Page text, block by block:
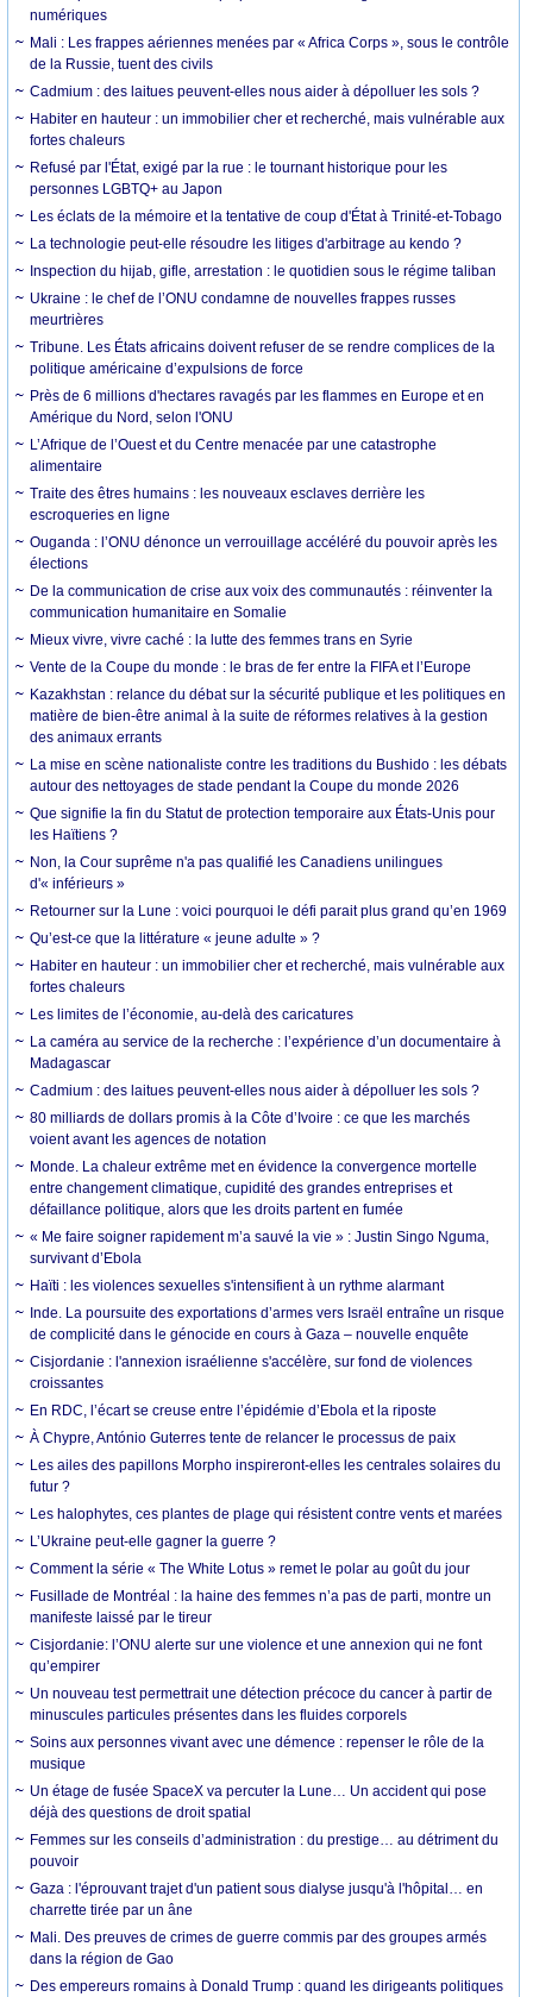
numériques
Mali : Les frappes aériennes menées par « Africa Corps », sous le contrôle
de la Russie, tuent des civils
Cadmium : des laitues peuvent-elles nous aider à dépolluer les sols ?
Habiter en hauteur : un immobilier cher et recherché, mais vulnérable aux
fortes chaleurs
Refusé par l'État, exigé par la rue : le tournant historique pour les
personnes LGBTQ+ au Japon
Les éclats de la mémoire et la tentative de coup d'État à Trinité-et-Tobago
La technologie peut-elle résoudre les litiges d'arbitrage au kendo ?
Inspection du hijab, gifle, arrestation : le quotidien sous le régime taliban
Ukraine : le chef de l’ONU condamne de nouvelles frappes russes
meurtrières
Tribune. Les États africains doivent refuser de se rendre complices de la
politique américaine d’expulsions de force
Près de 6 millions d'hectares ravagés par les flammes en Europe et en
Amérique du Nord, selon l'ONU
L’Afrique de l’Ouest et du Centre menacée par une catastrophe
alimentaire
Traite des êtres humains : les nouveaux esclaves derrière les
escroqueries en ligne
Ouganda : l’ONU dénonce un verrouillage accéléré du pouvoir après les
élections
De la communication de crise aux voix des communautés : réinventer la
communication humanitaire en Somalie
Mieux vivre, vivre caché : la lutte des femmes trans en Syrie
Vente de la Coupe du monde : le bras de fer entre la FIFA et l’Europe
Kazakhstan : relance du débat sur la sécurité publique et les politiques en
matière de bien-être animal à la suite de réformes relatives à la gestion
des animaux errants
La mise en scène nationaliste contre les traditions du Bushido : les débats
autour des nettoyages de stade pendant la Coupe du monde 2026
Que signifie la fin du Statut de protection temporaire aux États-Unis pour
les Haïtiens ?
Non, la Cour suprême n'a pas qualifié les Canadiens unilingues
d'« inférieurs »
Retourner sur la Lune : voici pourquoi le défi parait plus grand qu’en 1969
Qu’est-ce que la littérature « jeune adulte » ?
Habiter en hauteur : un immobilier cher et recherché, mais vulnérable aux
fortes chaleurs
Les limites de l’économie, au-delà des caricatures
La caméra au service de la recherche : l’expérience d’un documentaire à
Madagascar
Cadmium : des laitues peuvent-elles nous aider à dépolluer les sols ?
80 milliards de dollars promis à la Côte d’Ivoire : ce que les marchés
voient avant les agences de notation
Monde. La chaleur extrême met en évidence la convergence mortelle
entre changement climatique, cupidité des grandes entreprises et
défaillance politique, alors que les droits partent en fumée
« Me faire soigner rapidement m’a sauvé la vie » : Justin Singo Nguma,
survivant d’Ebola
Haïti : les violences sexuelles s'intensifient à un rythme alarmant
Inde. La poursuite des exportations d’armes vers Israël entraîne un risque
de complicité dans le génocide en cours à Gaza – nouvelle enquête
Cisjordanie : l'annexion israélienne s'accélère, sur fond de violences
croissantes
En RDC, l’écart se creuse entre l’épidémie d’Ebola et la riposte
À Chypre, António Guterres tente de relancer le processus de paix
Les ailes des papillons Morpho inspireront-elles les centrales solaires du
futur ?
Les halophytes, ces plantes de plage qui résistent contre vents et marées
L’Ukraine peut-elle gagner la guerre ?
Comment la série « The White Lotus » remet le polar au goût du jour
Fusillade de Montréal : la haine des femmes n’a pas de parti, montre un
manifeste laissé par le tireur
Cisjordanie: l’ONU alerte sur une violence et une annexion qui ne font
qu’empirer
Un nouveau test permettrait une détection précoce du cancer à partir de
minuscules particules présentes dans les fluides corporels
Soins aux personnes vivant avec une démence : repenser le rôle de la
musique
Un étage de fusée SpaceX va percuter la Lune… Un accident qui pose
déjà des questions de droit spatial
Femmes sur les conseils d’administration : du prestige… au détriment du
pouvoir
Gaza : l'éprouvant trajet d'un patient sous dialyse jusqu'à l'hôpital… en
charrette tirée par un âne
Mali. Des preuves de crimes de guerre commis par des groupes armés
dans la région de Gao
Des empereurs romains à Donald Trump : quand les dirigeants politiques